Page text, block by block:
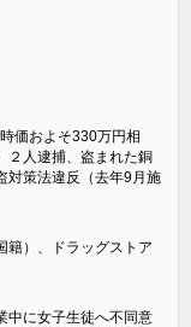
価およそ330万円相
２人逮捕、盗まれた銅
策法違反（去年9月施
籍）、ドラッグストア
中に女子生徒へ不同意